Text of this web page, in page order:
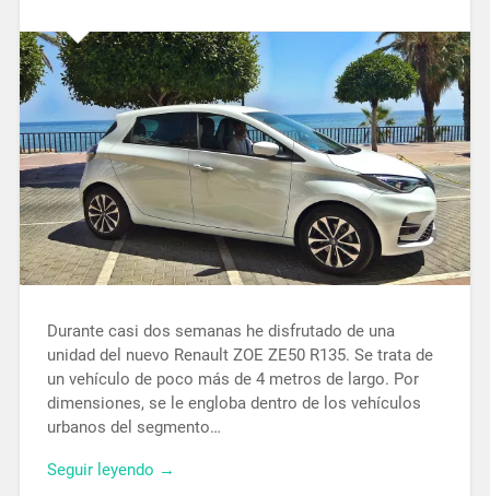
Durante casi dos semanas he disfrutado de una
unidad del nuevo Renault ZOE ZE50 R135. Se trata de
un vehículo de poco más de 4 metros de largo. Por
dimensiones, se le engloba dentro de los vehículos
urbanos del segmento…
Seguir leyendo →